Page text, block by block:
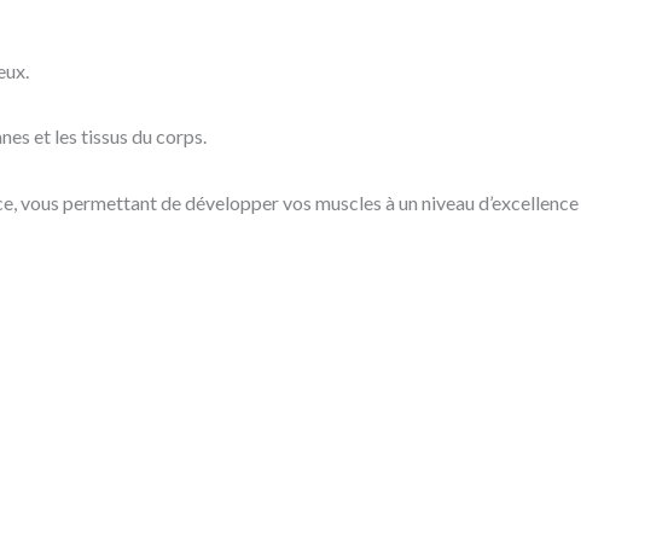
et les tissus du corps.
vous permettant de développer vos muscles à un niveau d’excellence